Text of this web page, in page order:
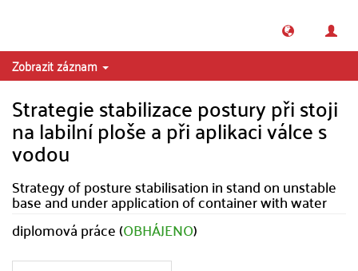
Zobrazit záznam
Strategie stabilizace postury při stoji
na labilní ploše a při aplikaci válce s
vodou
Strategy of posture stabilisation in stand on unstable
base and under application of container with water
diplomová práce (OBHÁJENO)